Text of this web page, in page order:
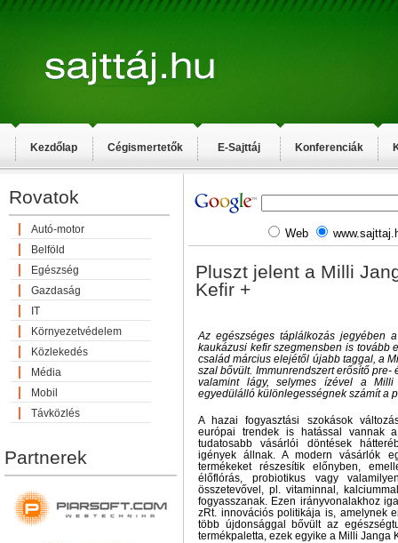
Kezdőlap Cégismertetők E-Sajttáj Konferenciák
Rovatok
Autó-motor
Belföld
Egészség
Gazdaság
IT
Környezetvédelem
Közlekedés
Média
Mobil
Távközlés
Partnerek
Web
Pluszt jelent a Milli
Kefir +
Az egészséges táplálkozás jegyében
kaukázusi kefir szegmensben is tovább
család március elejétől újabb taggal, a
szal bővült. Immunrendszert erősítő pre-
valamint lágy, selymes ízével a
egyedülálló különlegességnek számít a
A hazai fogyasztási szokások
európai trendek is hatással vannak
tudatosabb vásárlói döntések
igények állnak. A modern vásárlók
termékeket részesítik előnyben,
élőflórás, probiotikus vagy
összetevővel, pl. vitaminnal,
fogyasszanak. Ezen irányvonalakhoz
zRt. innovációs politikája is, amelynek
több újdonsággal bővült az
termékpaletta, ezek egyike a Milli Janga